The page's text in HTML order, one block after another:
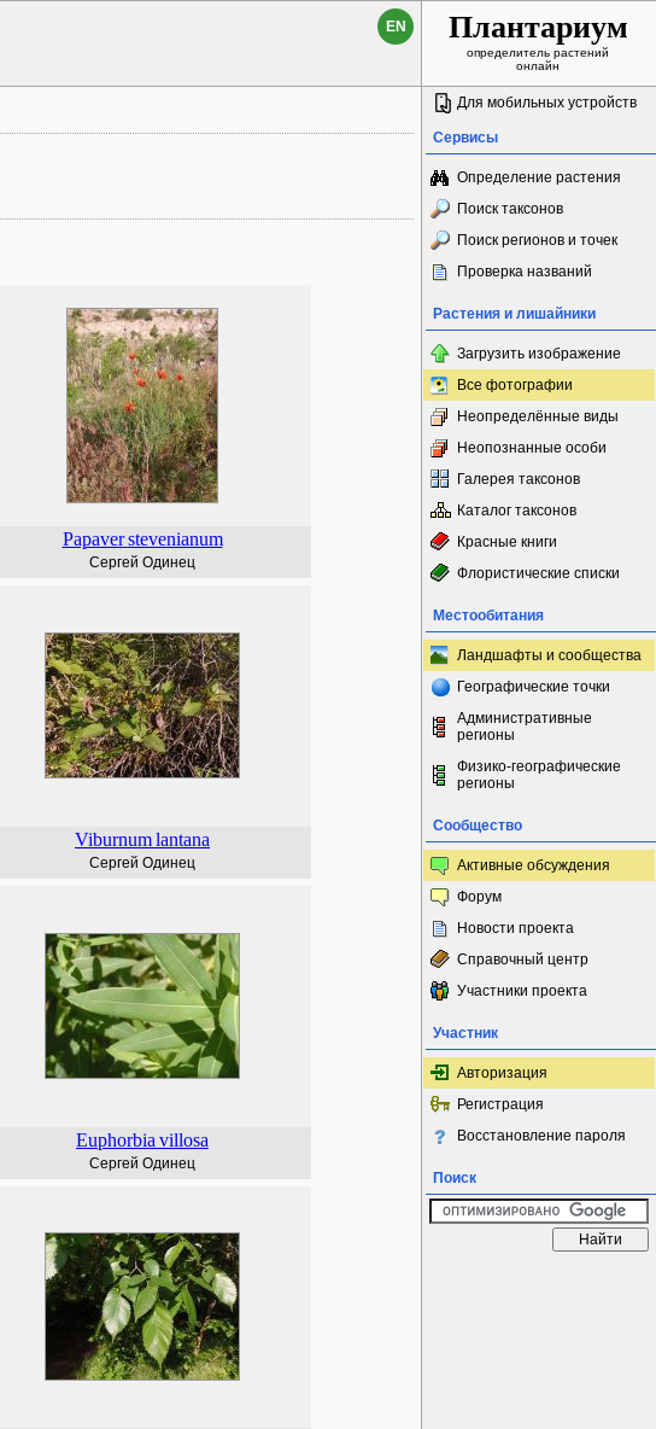
EN Плантариум
определитель растений
онлайн
Papaver stevenianum
Сергей Одинец
Viburnumlantana
Сергей Одинец
Euphorbia villosa
Сергей Одинец
Для мобильных устройств
Сервисы
Определение растения
Поиск таксонов
Поиск регионов и точек
Проверка названий
Растения и лишайники
Загрузить изображение
Все фотографии
Неопределённые виды
Неопознанные особи
Галерея таксонов
Каталог таксонов
Красные книги
Флористические списки
Местообитания
Ландшафты и сообщества
Географические точки
Административные
регионы
Физико-географические
регионы
Сообщество
Активные обсуждения
Форум
Новости проекта
Справочный центр
Участники проекта
Участник
Авторизация
Регистрация
Восстановление пароля
Поиск